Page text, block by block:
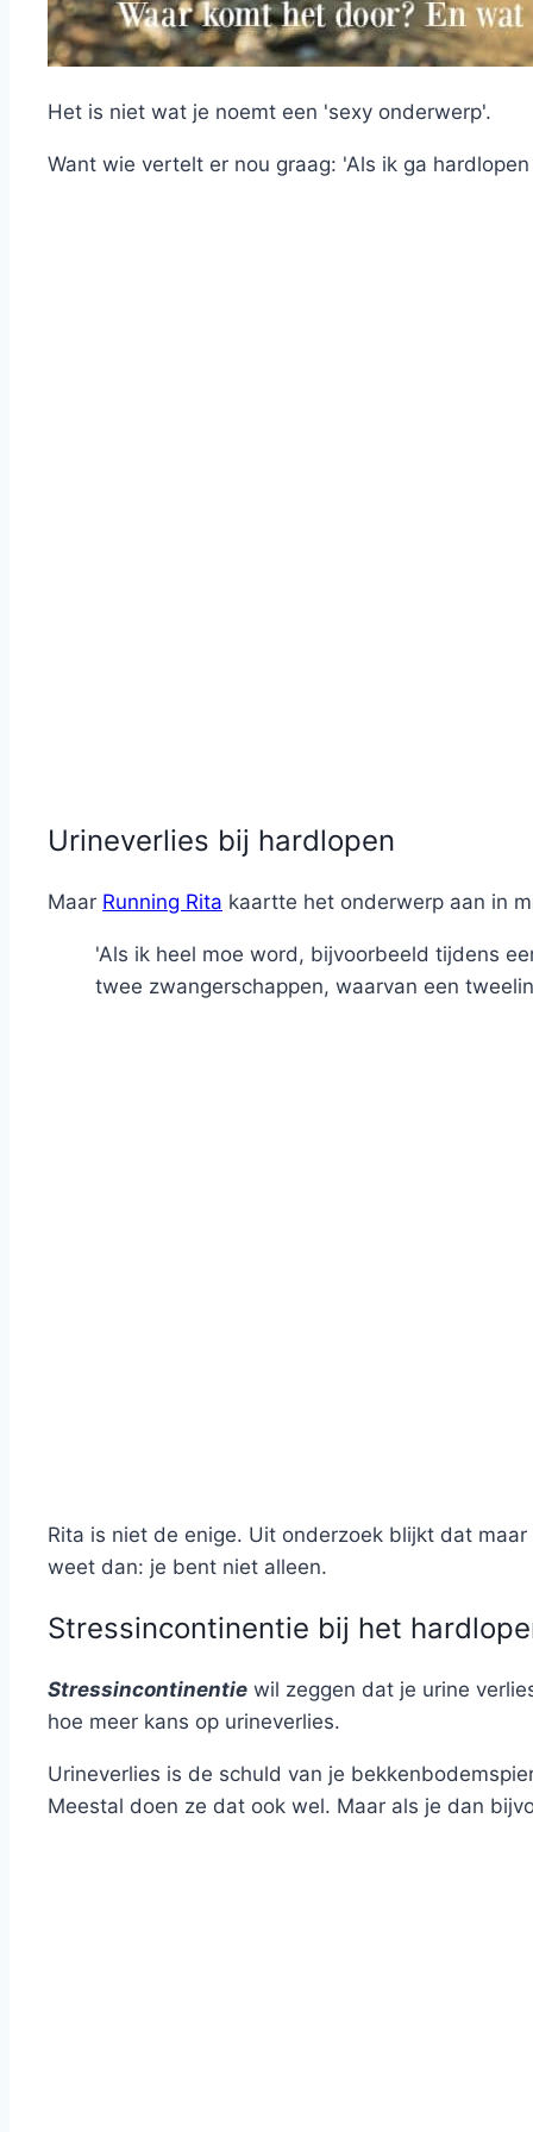
Het is niet wat je noemt een 'sexy onderwerp'.
Want wie vertelt er nou graag: 'Als ik ga
Urineverlies bij hardlopen
Maar Running Rita kaartte het onderwerp aan in
'Als ik heel moe word, bijvoorbeeld tijdens
twee zwangerschappen, waarvan een
Rita is niet de enige. Uit onderzoek blijkt dat
weet dan: je bent niet alleen.
Stressincontinentie bij het
Stressincontinentie wil zeggen dat je urine
hoe meer kans op urineverlies.
Urineverlies is de schuld van je
Meestal doen ze dat ook wel. Maar als je dan